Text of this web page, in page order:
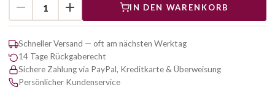
IN DEN WARENKORB
Schneller Versand — oft am nächsten Werktag
14 Tage Rückgaberecht
Sichere Zahlung via PayPal, Kreditkarte & Überweisung
Persönlicher Kundenservice